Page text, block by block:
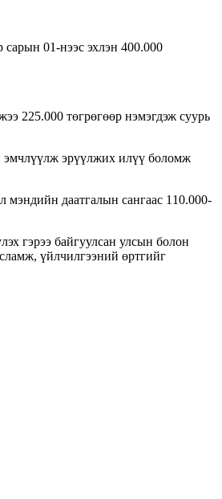
сарын 01-нээс эхлэн 400.000
225.000 төгрөгөөр нэмэгдэж суурь
эмчлүүлж эрүүлжих илүү боломж
мэндийн даатгалын сангаас 110.000-
гэрээ байгуулсан улсын болон
үйлчилгээний өртгийг